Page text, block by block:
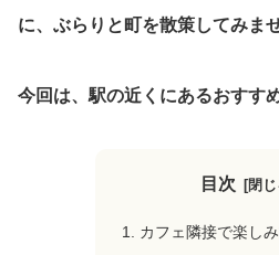
に、ぶらりと町を散策してみま
今回は、駅の近くにあるおすす
目次
カフェ隣接で楽し